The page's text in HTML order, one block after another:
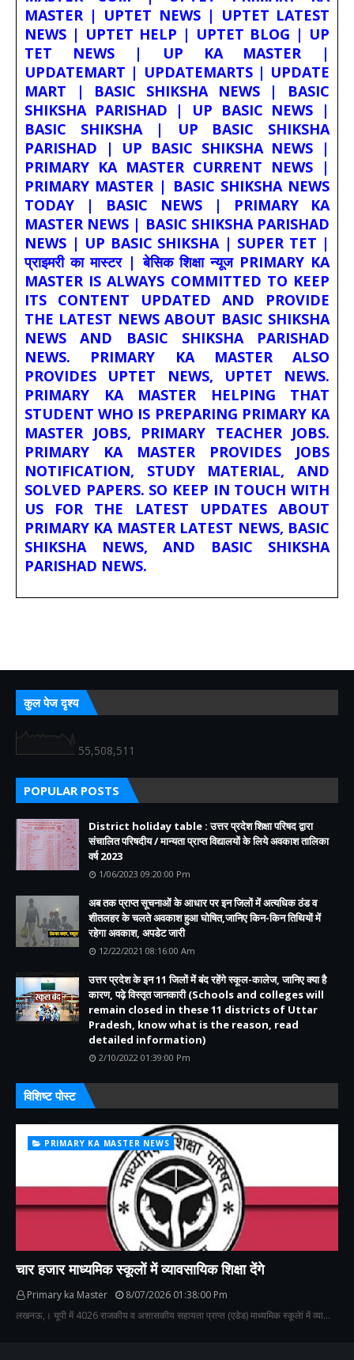
MASTER | UPTET NEWS | UPTET LATEST
NEWS | UPTET HELP | UPTET BLOG | UP
TET NEWS | UP KA MASTER |
UPDATEMART | UPDATEMARTS | UPDATE
MART | BASIC SHIKSHA NEWS | BASIC
SHIKSHA PARISHAD | UP BASIC NEWS |
BASIC SHIKSHA | UP BASIC SHIKSHA
PARISHAD | UP BASIC SHIKSHA NEWS |
PRIMARY KA MASTER CURRENT NEWS |
PRIMARY MASTER | BASIC SHIKSHA NEWS
TODAY | BASIC NEWS | PRIMARY KA
MASTER NEWS | BASIC SHIKSHA PARISHAD
NEWS | UP BASIC SHIKSHA | SUPER TET |
प्राइमरी का मास्टर | बेसिक शिक्षा न्यूज PRIMARY KA
MASTER IS ALWAYS COMMITTED TO KEEP
ITS CONTENT UPDATED AND PROVIDE
THE LATEST NEWS ABOUT BASIC SHIKSHA
NEWS AND BASIC SHIKSHA PARISHAD
NEWS. PRIMARY KA MASTER ALSO
PROVIDES UPTET NEWS, UPTET NEWS.
PRIMARY KA MASTER HELPING THAT
STUDENT WHO IS PREPARING PRIMARY KA
MASTER JOBS, PRIMARY TEACHER JOBS.
PRIMARY KA MASTER PROVIDES JOBS
NOTIFICATION, STUDY MATERIAL, AND
SOLVED PAPERS. SO KEEP IN TOUCH WITH
US FOR THE LATEST UPDATES ABOUT
PRIMARY KA MASTER LATEST NEWS, BASIC
SHIKSHA NEWS, AND BASIC SHIKSHA
PARISHAD NEWS.
कुल पेज दृश्य
55,508,511
POPULAR POSTS
District holiday table : उत्तर प्रदेश शिक्षा परिषद द्वारा
संचालित परिषदीय / मान्यता प्राप्त विद्यालयों के लिये अवकाश तालिका
वर्ष 2023
1/06/2023 09:20:00 Pm
अब तक प्राप्त सूचनाओं के आधार पर इन जिलों में अत्यधिक ठंड व
शीतलहर के चलते अवकाश हुआ घोषित,जानिए किन-किन तिथियों में
रहेगा अवकाश, अपडेट जारी
12/22/2021 08:16:00 Am
उत्तर प्रदेश के इन 11 जिलों में बंद रहेंगे स्कूल-कालेज, जानिए क्या है
कारण, पढ़े विस्तृत जानकारी (Schools and colleges will
remain closed in these 11 districts of Uttar
Pradesh, know what is the reason, read
detailed information)
2/10/2022 01:39:00 Pm
विशिष्ट पोस्ट
PRIMARY KA MASTER NEWS
चार हजार माध्यमिक स्कूलों में व्यावसायिक शिक्षा देंगे
Primary ka Master
8/07/2026 01:38:00 Pm
लखनऊ,। यूपी में 4026 राजकीय व अशासकीय सहायता प्राप्त (एडेड) माध्यमिक स्कूलेां में व्या…